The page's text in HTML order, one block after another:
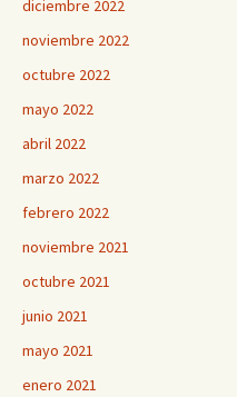
diciembre 2022
noviembre 2022
octubre 2022
mayo 2022
abril 2022
marzo 2022
febrero 2022
noviembre 2021
octubre 2021
junio 2021
mayo 2021
enero 2021